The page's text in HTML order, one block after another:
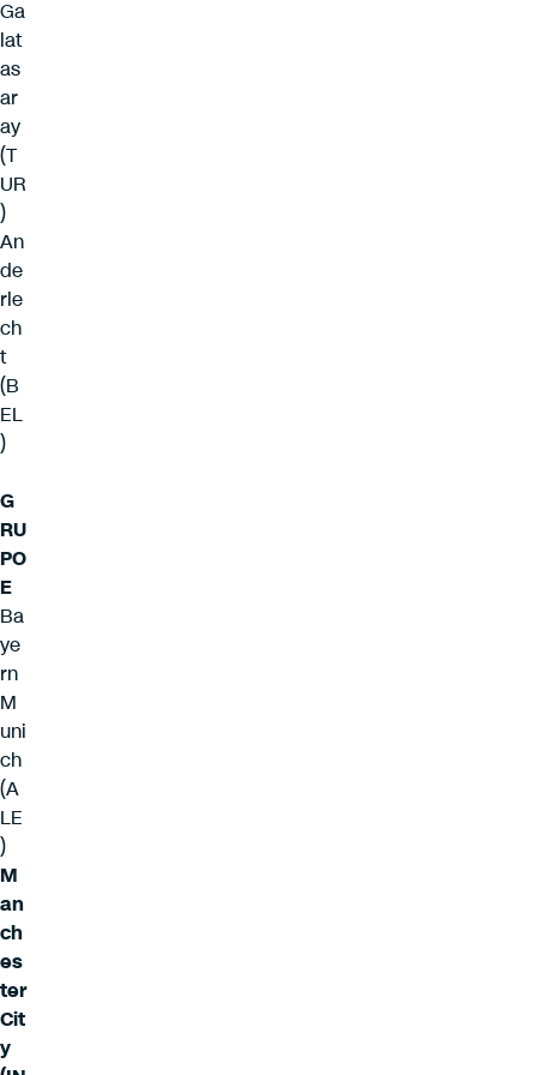
Ga
lat
as
ar
ay
(T
UR
)
An
de
rle
ch
t
(B
EL
)
G
RU
PO
E
Ba
ye
rn
M
uni
ch
(A
LE
)
M
an
ch
es
ter
Cit
y